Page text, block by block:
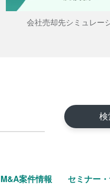
会社売却先シミュレー
M&A案件情報 セミナー